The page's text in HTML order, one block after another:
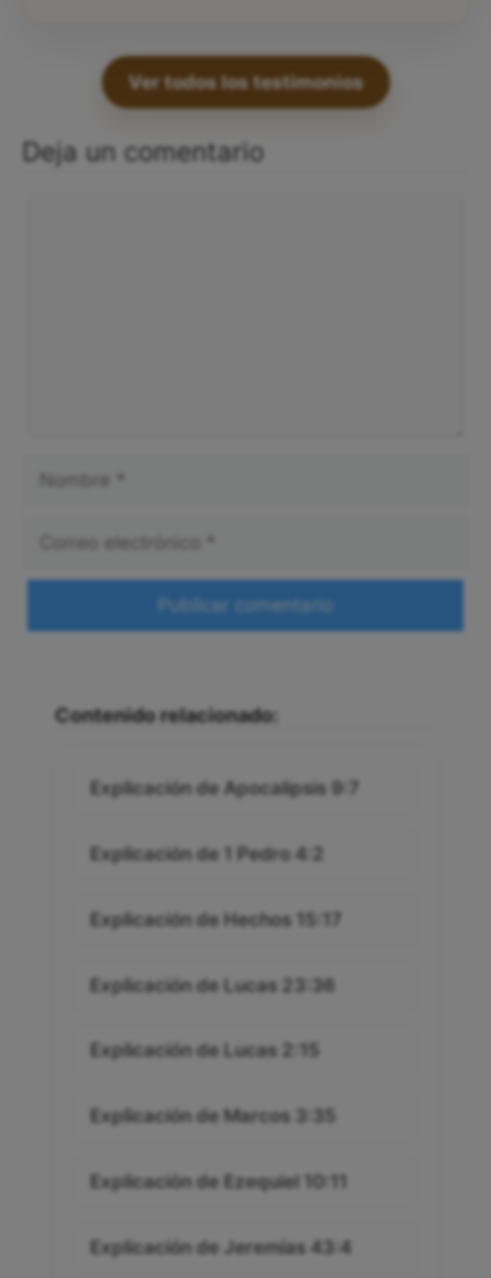
Ver todos los testimonios
Deja un comentario
Contenido relacionado:
Explicación de Apocalipsis 9:7
Explicación de 1 Pedro 4:2
Explicación de Hechos 15:17
Explicación de Lucas 23:36
Explicación de Lucas 2:15
Explicación de Marcos 3:35
Explicación de Ezequiel 10:11
Explicación de Jeremías 43:4